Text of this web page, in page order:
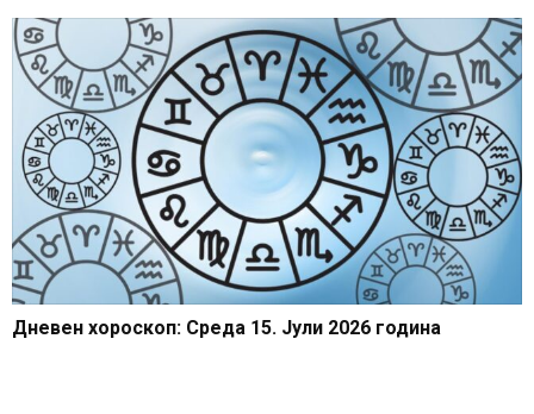
Дневен хороскоп: Среда 15. Јули 2026 година